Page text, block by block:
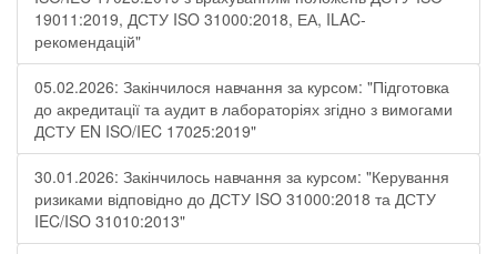
19011:2019, ДСТУ ISO 31000:2018, ЕА, ILAC-
рекомендацій"
05.02.2026: Закінчилося навчання за курсом: "Підготовка
до акредитації та аудит в лабораторіях згідно з вимогами
ДСТУ EN ISO/IEC 17025:2019"
30.01.2026: Закінчилось навчання за курсом: "Керування
ризиками відповідно до ДСТУ ISO 31000:2018 та ДСТУ
IEC/ISO 31010:2013"